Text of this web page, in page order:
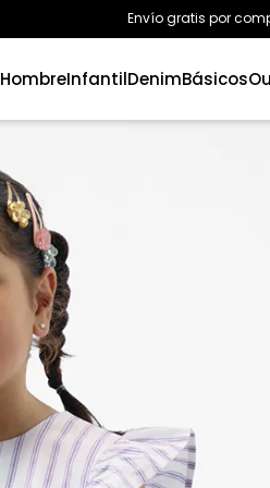
Envío gratis por
HombreInfantilDenimBásicos